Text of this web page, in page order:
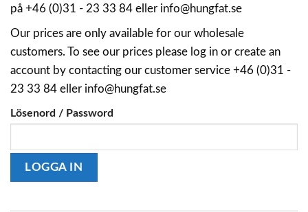
på +46 (0)31 - 23 33 84 eller info@hungfat.se
Our prices are only available for our wholesale
customers. To see our prices please log in or create an
account by contacting our customer service +46 (0)31 -
23 33 84 eller info@hungfat.se
Lösenord / Password